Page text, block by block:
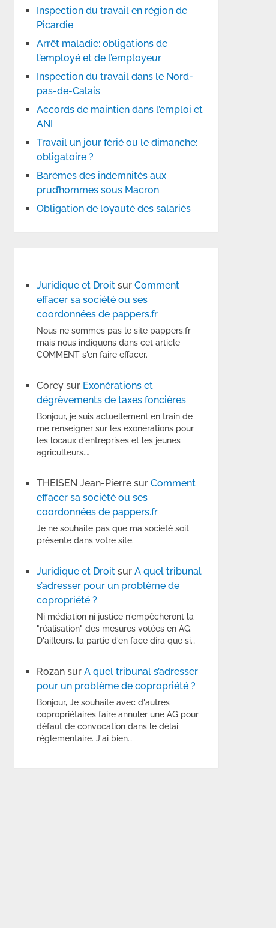
Inspection du travail en région de
Picardie
Arrêt maladie: obligations de
l’employé et de l’employeur
Inspection du travail dans le Nord-
pas-de-Calais
Accords de maintien dans l’emploi et
ANI
Travail un jour férié ou le dimanche:
obligatoire ?
Barèmes des indemnités aux
prud’hommes sous Macron
Obligation de loyauté des salariés
Juridique et Droit surComment
effacer sa société ou ses
coordonnées de pappers.fr
Nous ne sommes pas le site pappers.fr
mais nous indiquons dans cet article
COMMENT s'en faire effacer.
Corey sur Exonérations et
dégrèvements de taxes foncières
Bonjour, je suis actuellement en train de
me renseigner sur les exonérations pour
les locaux d'entreprises et les jeunes
agriculteurs.…
THEISEN Jean-Pierre surComment
effacer sa société ou ses
coordonnées de pappers.fr
Je ne souhaite pas que ma société soit
présente dans votre site.
Juridique et Droit surA quel tribunal
s’adresser pour un problème de
copropriété ?
Ni médiation ni justice n'empêcheront la
"réalisation" des mesures votées en AG.
D'ailleurs, la partie d'en face dira que si…
Rozan surA quel tribunal s’adresser
pour un problème de copropriété ?
Bonjour, Je souhaite avec d'autres
copropriétaires faire annuler une AG pour
défaut de convocation dans le délai
réglementaire. J'ai bien…